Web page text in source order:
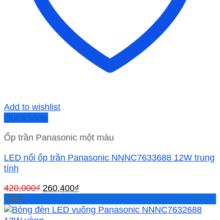
Add to wishlist
Quick View
Ốp trần Panasonic một màu
LED nổi ốp trần Panasonic NNNC7633688 12W trung
tính
420,000₫ Giá
là:
260,400₫
tại
-38%